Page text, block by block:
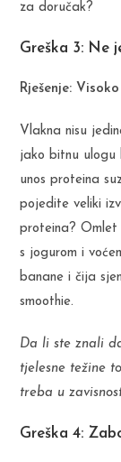
za doručak?
Greška 3: Ne
Rješenje:
Vlakna nisu
jako bitnu
unos proteina
pojedite veliki
proteina? Omlet
s jogurom i
banane i čija
smoothie.
Da li ste znali
tjelesne težine
treba u
Greška 4: